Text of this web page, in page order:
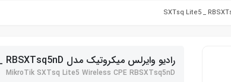
رادیو وایرلس میکروتیک مدل SXTsq Lite5 _ RBSXTsq5nD
MikroTik SXTsq Lite5 Wireless CPE RBSXTsq5nD